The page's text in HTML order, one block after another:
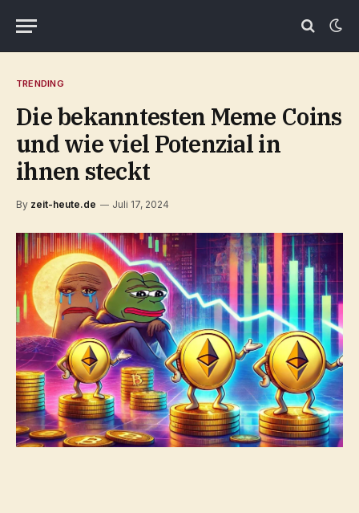
TRENDING
Die bekanntesten Meme Coins
und wie viel Potenzial in
ihnen steckt
By zeit-heute.de Juli 17, 2024